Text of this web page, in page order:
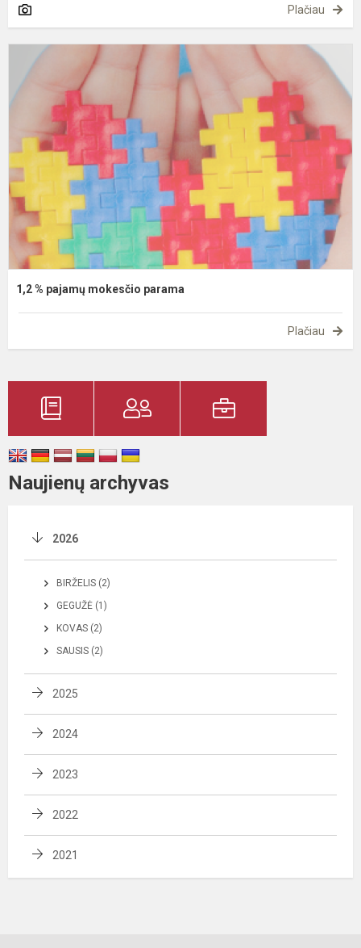
Plačiau
1,2 % pajamų mokesčio parama
Plačiau
Naujienų archyvas
2026
BIRŽELIS (2)
GEGUŽĖ (1)
KOVAS (2)
SAUSIS (2)
2025
2024
2023
2022
2021